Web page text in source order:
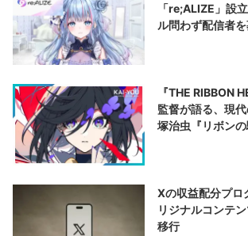
「re;ALIZE」設
ル問わず配信者
『THE RIBBON
監督が語る、現
塚治虫『リボン
Xの収益配分プ
リジナルコンテ
移行